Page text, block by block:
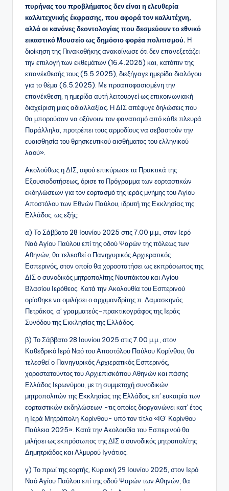
πυρήνας του προβλήματος δεν είναι η ελευθερία
καλλιτεχνικής έκφρασης, που αφορά τον καλλιτέχνη,
αλλά οι κανόνες δεοντολογίας που δεσμεύουν το εθνικό
εικαστικό Μουσείο ως δημόσιο φορέα πολιτισμού. Η
διοίκηση της Πινακοθήκης ανακοίνωσε ότι δεν επανεξετάζει
την επιλογή των εκθεμάτων (16.4.2025) και, κατόπιν της
επανέκθεσής τους (5.5.2025), διεξήγαγε ημερίδα διαλόγου
για το θέμα (6.5.2025). Με προαποφασισμένη την
επανέκθεση, η ημερίδα αυτή λειτουργεί ως επικοινωνιακή
διαχείριση μιας αδιαλλαξίας. Η ΔΙΣ απέφυγε δηλώσεις που
θα μπορούσαν να οξύνουν τον φανατισμό από κάθε πλευρά.
Παράλληλα, προτρέπει τους αρμοδίους να σεβαστούν την
ευαισθησία του θρησκευτικού αισθήματος του ελληνικού
λαού».
Ακολούθως η ΔΙΣ, αφού επικύρωσε τα Πρακτικά της
Εξουσιοδοτήσεως, όρισε το Πρόγραμμα των εορταστικών
εκδηλώσεων για τον εορτασμό της ιεράς μνήμης του Αγίου
Αποστόλου των Εθνών Παύλου, ιδρυτή της Εκκλησίας της
Ελλάδος, ως εξής:
α) Το Σάββατο 28 Ιουνίου 2025 στις 7.00 μ.μ., στον Ιερό
Ναό Αγίου Παύλου επί της οδού Ψαρών της πόλεως των
Αθηνών, θα τελεσθεί ο Πανηγυρικός Αρχιερατικός
Εσπερινός, στον οποίο θα χοροστατήσει ως εκπρόσωπος της
ΔΙΣ ο συνοδικός μητροπολίτης Ναυπάκτου και Αγίου
Βλασίου Ιερόθεος. Κατά την Ακολουθία του Εσπερινού
ορίσθηκε να ομιλήσει ο αρχιμανδρίτης π. Δαμασκηνός
Πετράκος, α’ γραμματεύς-πρακτικογράφος της Ιεράς
Συνόδου της Εκκλησίας της Ελλάδος.
β) Το Σάββατο 28 Ιουνίου 2025 στις 7.00 μ.μ., στον
Καθεδρικό Ιερό Ναό του Αποστόλου Παύλου Κορίνθου, θα
τελεσθεί ο Πανηγυρικός Αρχιερατικός Εσπερινός,
χοροστατούντος του Αρχιεπισκόπου Αθηνών και πάσης
Ελλάδος Ιερωνύμου, με τη συμμετοχή συνοδικών
μητροπολιτών της Εκκλησίας της Ελλάδος, επ’ ευκαιρία των
εορταστικών εκδηλώσεων -τις οποίες διοργανώνει κατ’ έτος
η Ιερά Μητρόπολη Κορίνθου- υπό τον τίτλο «ΙΘ’ Κορίνθου
Παύλεια 2025». Κατά την Ακολουθία του Εσπερινού θα
μιλήσει ως εκπρόσωπος της ΔΙΣ ο συνοδικός μητροπολίτης
Δημητριάδος και Αλμυρού Ιγνάτιος.
γ) Το πρωί της εορτής, Κυριακή 29 Ιουνίου 2025, στον Ιερό
Ναό Αγίου Παύλου επί της οδού Ψαρών των Αθηνών, θα